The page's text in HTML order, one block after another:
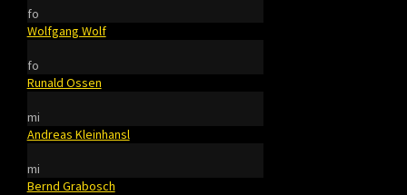
fo
Wolfgang Wolf
fo
Runald Ossen
mi
Andreas Kleinhansl
mi
Bernd Grabosch